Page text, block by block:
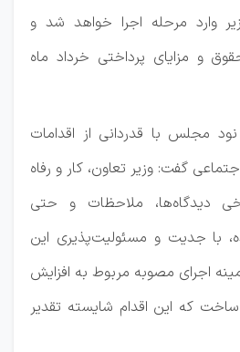
وارد مرحله اجرا خواهد شد و
و مزایای پرداختی خرداد ماه
مجلس با قدردانی از اقدامات
گفت: وزیر تعاون، کار و رفاه
دیدگاه‌ها، ملاحظات و حتی
با جدیت و مسئولیت‌پذیری این
اجرای مصوبه مربوط به افزایش
ساخت که این اقدام شایسته تقدیر